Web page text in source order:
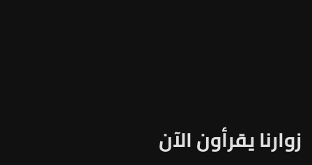
زوارنا يقرأون الآن